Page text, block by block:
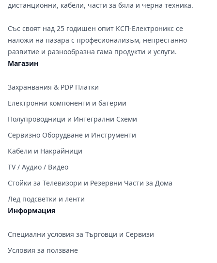
дистанционни, кабели, части за бяла и черна техника.
Със своят над 25 годишен опит КСП-Електроникс се
наложи на пазара с професионализъм, непрестанно
развитие и разнообразна гама продукти и услуги.
Магазин
Захранвания & PDP Платки
Електронни компоненти и батерии
Полупроводници и Интегрални Схеми
Сервизно Оборудване и Инструменти
Кабели и Накрайници
TV / Аудио / Видео
Стойки за Телевизори и Резервни Части за Дома
Лед подсветки и ленти
Информация
Специални условия за Търговци и Сервизи
Условия за ползване